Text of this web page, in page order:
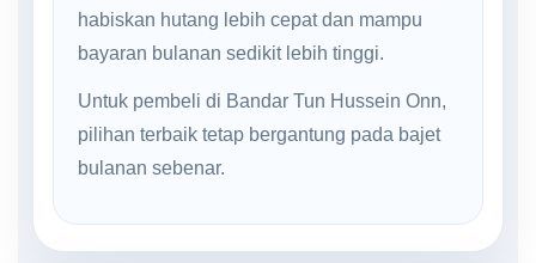
habiskan hutang lebih cepat dan mampu
bayaran bulanan sedikit lebih tinggi.
Untuk pembeli di Bandar Tun Hussein Onn,
pilihan terbaik tetap bergantung pada bajet
bulanan sebenar.